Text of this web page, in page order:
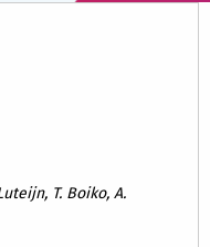
T. Boiko, A.